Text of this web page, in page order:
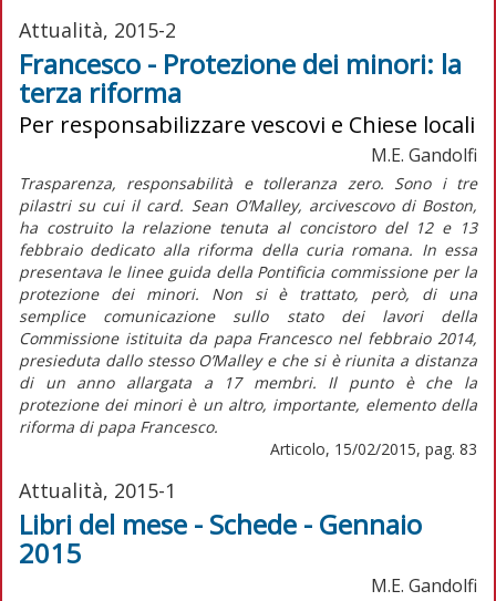
Attualità, 2015-2
Francesco - Protezione dei minori: la
terza riforma
Per responsabilizzare vescovi e Chiese locali
M.E. Gandolfi
Trasparenza, responsabilità e tolleranza zero. Sono i tre
pilastri su cui il card. Sean O’Malley, arcivescovo di Boston,
ha costruito la relazione tenuta al concistoro del 12 e 13
febbraio dedicato alla riforma della curia romana. In essa
presentava le linee guida della Pontificia commissione per la
protezione dei minori. Non si è trattato, però, di una
semplice comunicazione sullo stato dei lavori della
Commissione istituita da papa Francesco nel febbraio 2014,
presieduta dallo stesso O’Malley e che si è riunita a distanza
di un anno allargata a 17 membri. Il punto è che la
protezione dei minori è un altro, importante, elemento della
riforma di papa Francesco.
Articolo, 15/02/2015, pag. 83
Attualità, 2015-1
Libri del mese - Schede - Gennaio
2015
M.E. Gandolfi